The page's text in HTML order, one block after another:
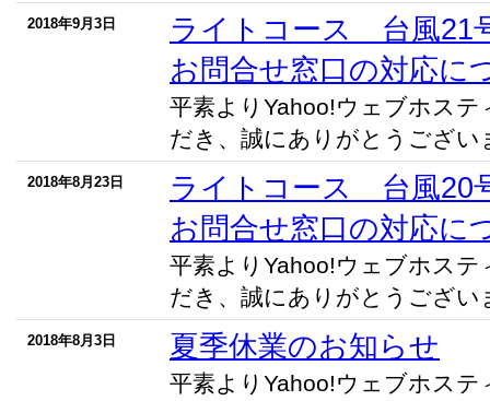
2018年9月3日
ライトコース 台風21
お問合せ窓口の対応に
平素よりYahoo!ウェブホス
だき、誠にありがとうござい
2018年8月23日
ライトコース 台風20
お問合せ窓口の対応に
平素よりYahoo!ウェブホス
だき、誠にありがとうござい
2018年8月3日 夏季休業のお知らせ
平素よりYahoo!ウェブホス